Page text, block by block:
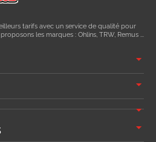
tarifs avec un service de qualité pour
les marques : Ohlins, TRW, Remus ...